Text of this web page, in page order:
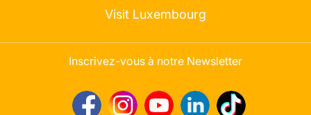
Visit Luxembourg
Inscrivez-vous à notre Newsletter